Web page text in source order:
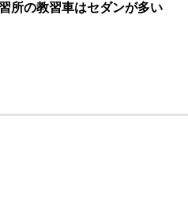
所の教習車はセダンが多い